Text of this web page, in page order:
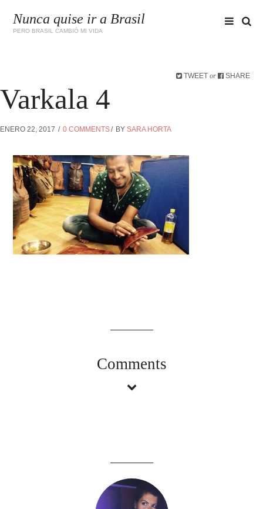
Nunca quise ir a Brasil
PERO BRASIL CAMBIÓ MI VIDA
TWEET or SHARE
Varkala 4
ENERO 22, 2017 0 COMMENTS BY SARA HORTA
Comments